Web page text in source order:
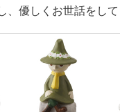
、優しくお世話をして